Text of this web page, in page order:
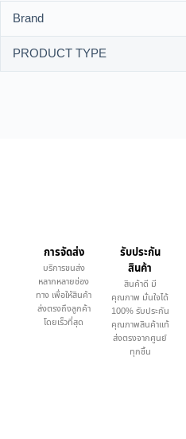
Brand
PRODUCT TYPE
การจัดส่ง
บริการขนส่ง
หลากหลายช่อง
ทาง เพื่อให้สินค้า
ส่งตรงถึงลูกค้า
โดยเร็วที่สุด
รับประกัน
สินค้า
สินค้าดี มี
คุณภาพ มั่นใจได้
100% รับประกัน
คุณภาพสินค้าแท้
ส่งตรงจากศูนย์
ทุกชิ้น